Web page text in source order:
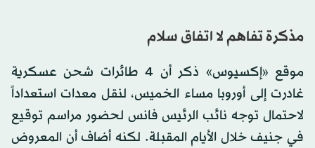
مذكرة تفاهم لا اتفاق سلام
موقع «إكسيوس» ذكر أن 4 طائرات شحن عسكرية
غادرت إلى أوروبا مساء الخميس، لنقل معدات استعداداً
لاحتمال توجه نائب الرئيس فانس لحضور مراسم توقيع
في جنيف خلال الأيام المقبلة. لكنه أضاف أن المعروض